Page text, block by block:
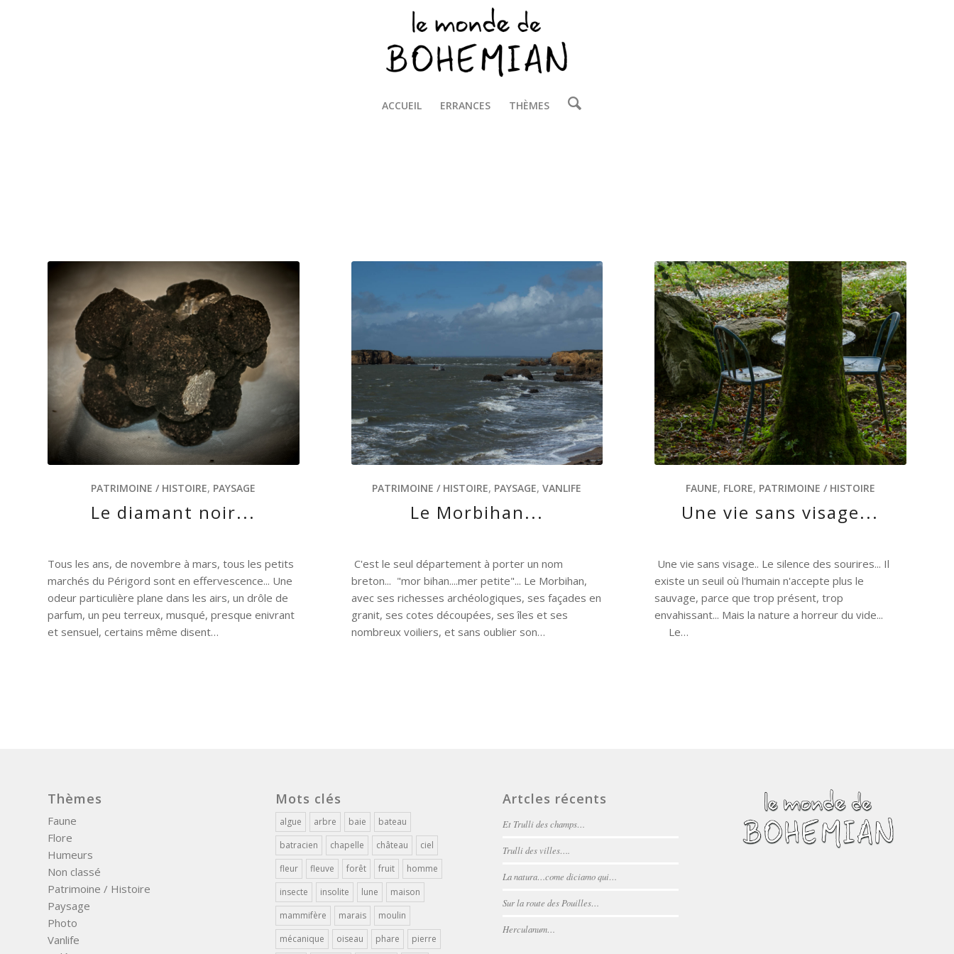
ACCUEIL ERRANCES THÈMES
PATRIMOINE / HISTOIRE, PAYSAGE
Le diamant noir...
Tous les ans, de novembre à mars, tous les petits
marchés du Périgord sont en effervescence... Une
odeur particulière plane dans les airs, un drôle de
parfum, un peu terreux, musqué, presque enivrant
et sensuel, certains même disent…
PATRIMOINE / HISTOIRE, PAYSAGE,VANLIFE
Le Morbihan...
C'est le seul département à porter un nom
breton... "mor bihan....mer petite"... Le Morbihan,
avec ses richesses archéologiques, ses façades en
granit, ses cotes découpées, ses îles et ses
nombreux voiliers, et sans oublier son…
FAUNE, FLORE, PATRIMOINE / HISTOIRE
Une vie sans visage...
Une vie sans visage.. Le silence des sourires... Il
existe un seuil où l'humain n'accepte plus le
sauvage, parce que trop présent, trop
envahissant... Mais la nature a horreur du vide...
Le…
Thèmes
Faune
Flore
Humeurs
Non classé
Patrimoine / Histoire
Paysage
Photo
Vanlife
Mots clés
algue arbre baie
bateau
batracien
chapelle château
ciel
fleur
fleuve forêt fruit
homme
insecte
insolite lune
maison
mammifère
marais
moulin
mécanique
oiseau phare pierre
Artcles récents
Et Trulli des champs…
Trulli des villes….
La natura…come diciamo qui…
Sur la route des Pouilles…
Herculanum…